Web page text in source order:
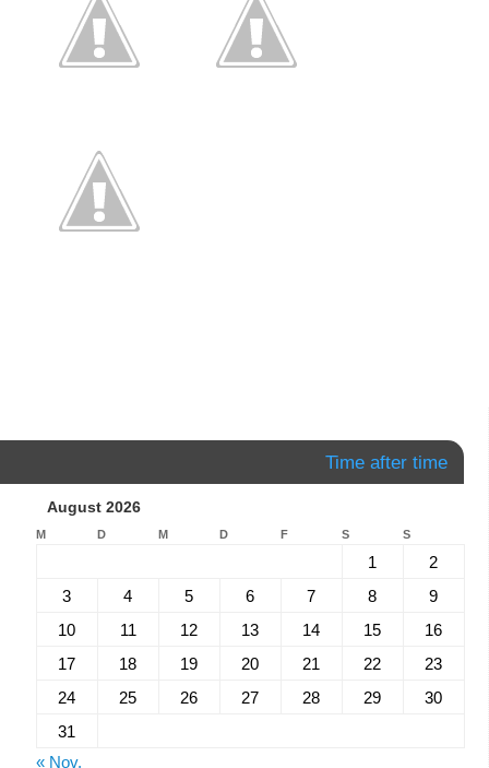
Time after time
August 2026
M D M D F S S
1
2
3
4 5 6 7 8
9
10
11 12 13 14 15
16
17
18 19 20 21 22
23
24
25 26 27 28 29
30
31
« Nov.